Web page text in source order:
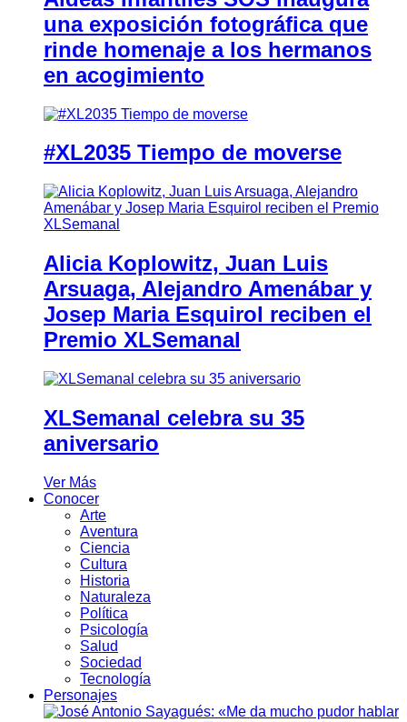
una exposición fotográfica que
rinde homenaje a los hermanos
en acogimiento
#XL2035 Tiempo de moverse
Alicia Koplowitz, Juan Luis
Arsuaga, Alejandro Amenábar y
Josep Maria Esquirol reciben el
Premio XLSemanal
XLSemanal celebra su 35
aniversario
Ver Más
Conocer
Arte
Aventura
Ciencia
Cultura
Historia
Naturaleza
Política
Psicología
Salud
Sociedad
Tecnología
Personajes